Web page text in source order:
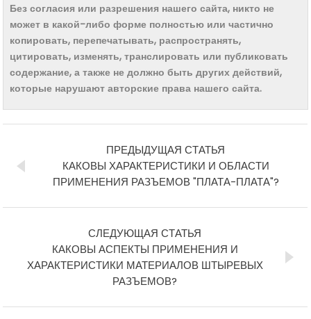
Без согласия или разрешения нашего сайта, никто не
может в какой-либо форме полностью или частично
копировать, перепечатывать, распространять,
цитировать, изменять, транслировать или публиковать
содержание, а также не должно быть других действий,
которые нарушают авторские права нашего сайта.
ПРЕДЫДУЩАЯ СТАТЬЯ
КАКОВЫ ХАРАКТЕРИСТИКИ И ОБЛАСТИ
ПРИМЕНЕНИЯ РАЗЪЕМОВ "ПЛАТА-ПЛАТА"?
СЛЕДУЮЩАЯ СТАТЬЯ
КАКОВЫ АСПЕКТЫ ПРИМЕНЕНИЯ И
ХАРАКТЕРИСТИКИ МАТЕРИАЛОВ ШТЫРЕВЫХ
РАЗЪЕМОВ?